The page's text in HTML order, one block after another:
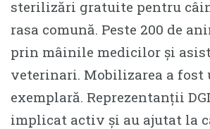
sterilizări gratuite pentru
rasa comună. Peste 200 de
prin mâinile medicilor și
veterinari. Mobilizarea a fost
exemplară. Reprezentanții
implicat activ și au ajutat la